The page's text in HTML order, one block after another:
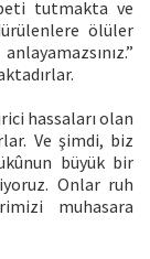
tutmakta ve
ölüler
hassaları olan
Ve şimdi, biz
büyük bir
Onlar ruh
muhasara